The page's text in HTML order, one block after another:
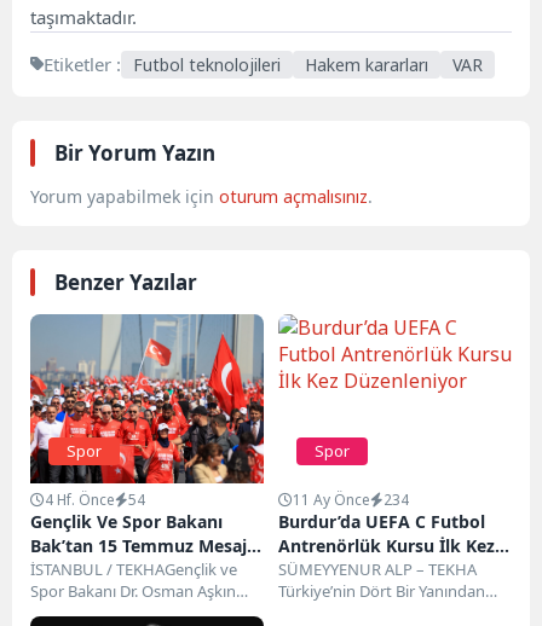
taşımaktadır.
Etiketler :
Futbol teknolojileri Hakem kararları VAR
Bir Yorum Yazın
Yorum yapabilmek için oturum açmalısınız.
Benzer Yazılar
Spor
4 Hf. Önce 54
Gençlik Ve Spor Bakanı
Bak’tan 15 Temmuz Mesajı:
Aynı İnanç Ve Ruhla
Şehitler Köprüsü’ndeyiz
İSTANBUL / TEKHAGençlik ve
Spor Bakanı Dr. Osman Aşkın
Bak, 15 Temmuz Demokrasi ve
Spor
11 Ay Önce 234
Burdur’da UEFA C Futbol
Antrenörlük Kursu İlk Kez
Düzenleniyor
SÜMEYYENUR ALP – TEKHA
Türkiye’nin Dört Bir Yanından